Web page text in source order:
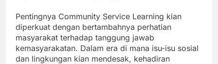
Pentingnya Community Service Learning kian
diperkuat dengan bertambahnya perhatian
masyarakat terhadap tanggung jawab
kemasyarakatan. Dalam era di mana isu-isu sosial
dan lingkungan kian mendesak, kehadiran